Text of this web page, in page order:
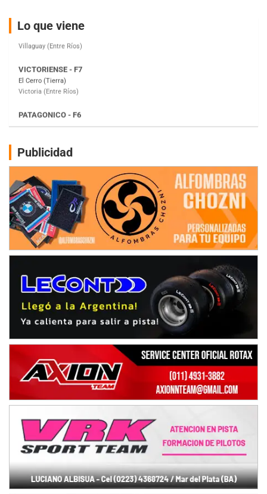
entradas
Lo que viene
VICTORIENSE - F7
El Cerro (Tierra)
PATAGONICO - F6
Moto Club Reginense (Tierra)
CSK - F7
Humboldt (Santa Fe)
NORESTE SANTAFESINO - F6
Ciudad de Avellaneda (Asfalto)
Avellaneda (Santa Fe)
SUR SANTAFESINO - F4
José Samuel Sánchez (Tierra)
Rufino (Santa Fe)
El Timbó (Tucumán)
COBERTURA ESPECIAL DE E-KART.COM.AR
08/09-AGO
IAME SERIES ARGENTINA 6
Baradero (Buenos Aires)
KDO - F6
Ciudad de Trenque Lauquen (Asfalto)
Trenque Lauquen (Buenos Aires)
ENTRERRIANO - F6 (POSTERGADA)
Parque de la Velocidad (Asfalto)
Villaguay (Entre Ríos)
VICTORIENSE - F7
El Cerro (Tierra)
Publicidad